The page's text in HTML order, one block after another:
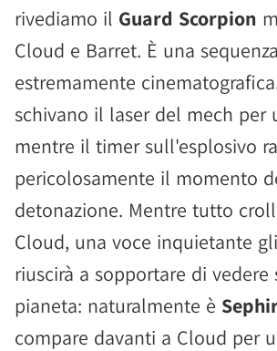
rivediamo il Guard Scorpion
Cloud e Barret. È una sequenza
estremamente
schivano il laser del mech per
mentre il timer sull'esplosivo
pericolosamente il momento
detonazione. Mentre tutto
Cloud, una voce inquietante
riuscirà a sopportare di vedere
pianeta: naturalmente è
compare davanti a Cloud per